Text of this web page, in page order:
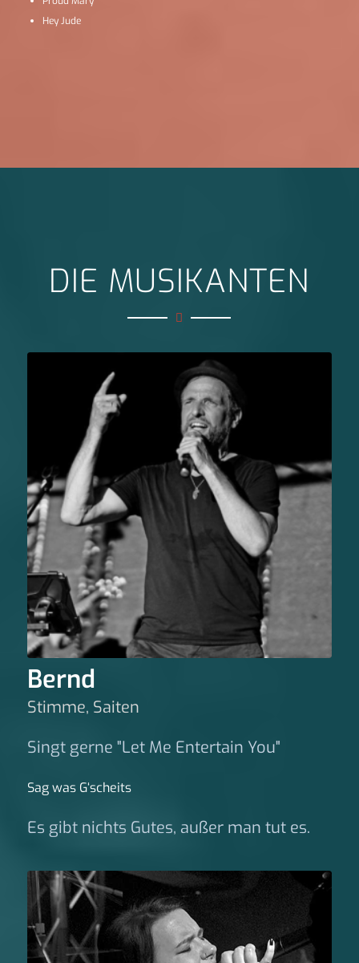
Hey Jude
DIE MUSIKANTEN
Bernd
Stimme, Saiten
Singt gerne "Let Me Entertain You"
Sag was G‘scheits
Es gibt nichts Gutes, außer man tut es.